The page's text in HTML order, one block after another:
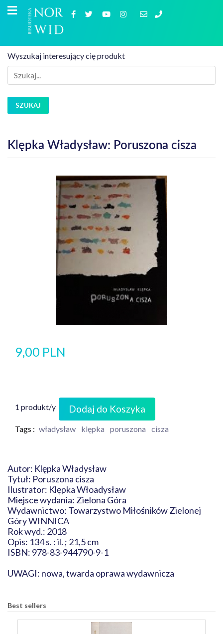
Wyszukaj interesujący cię produkt
SZUKAJ
Klępka Władysław: Poruszona cisza
9,00 PLN
1 produkt/y Dodaj do Koszyka
Tags : władysław klępka poruszona cisza
Autor: Klępka Władysław
Tytuł: Poruszona cisza
Ilustrator: Klępka Włoadysław
Miejsce wydania: Zielona Góra
Wydawnictwo: Towarzystwo Miłośników Zielonej
Góry WINNICA
Rok wyd.: 2018
Opis: 134 s. : il. ; 21,5 cm
ISBN: 978-83-944790-9-1
UWAGI: nowa, twarda oprawa wydawnicza
Best sellers